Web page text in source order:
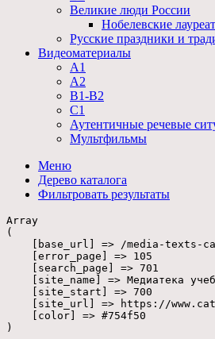
Великие люди России
Нобелевские
Русские праздники и
Видеоматериалы
А1
А2
В1-В2
С1
Аутентичные речевые
Мультфильмы
Меню
Дерево каталога
Фильтровать результаты
Array
(
[base_url] => /media-texts-
    [error_page] => 105
    [search_page] => 701
[site_name] => Медиатека
    [site_start] => 700
[site_url] => https://
    [color] => #754f50